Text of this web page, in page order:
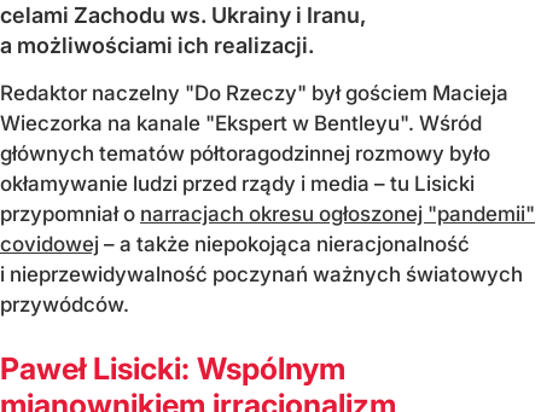
celami Zachodu ws. Ukrainy i Iranu,
a możliwościami ich realizacji.
Redaktor naczelny "Do Rzeczy" był gościem Macieja
Wieczorka na kanale "Ekspert w Bentleyu". Wśród
głównych tematów półtoragodzinnej rozmowy było
okłamywanie ludzi przed rządy i media – tu Lisicki
przypomniał o narracjach okresu ogłoszonej "pandemii"
covidowej – a także niepokojąca nieracjonalność
i nieprzewidywalność poczynań ważnych światowych
przywódców.
Paweł Lisicki: Wspólnym
mianownikiem irracjonalizm